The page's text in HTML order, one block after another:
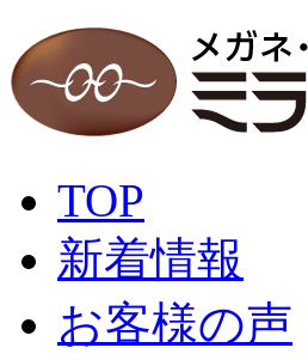
TOP
新着情報
お客様の声